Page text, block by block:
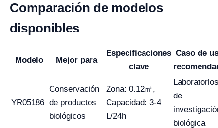
Comparación de modelos
disponibles
Modelo Mejor para
Especificaciones
clave
Caso de
YR05186
Conservación
de productos
biológicos
Zona: 0.12㎡,
Capacidad: 3-4
L/24h
Laboratorios
de
biológica